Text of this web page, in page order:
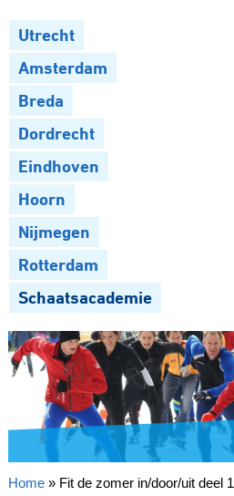
Utrecht
Amsterdam
Breda
Dordrecht
Eindhoven
Hoorn
Nijmegen
Rotterdam
Schaatsacademie
Home» Fit de zomer in/door/uit deel 1